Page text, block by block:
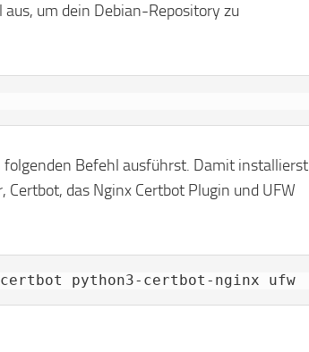
um dein Debian-Repository zu
Befehl ausführst. Damit installierst
Certbot, das Nginx Certbot Plugin und UFW
python3-certbot-nginx ufw